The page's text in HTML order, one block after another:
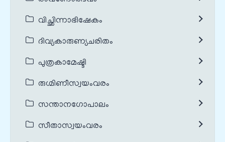
വിച്ഛിന്നാഭിഷേകം
ദിവ്യകാരുണ്യചരിതം
പുത്രകാമേഷ്ടി
രുഗ്മിണീസ്വയംവരം
സന്താനഗോപാലം
സീതാസ്വയംവരം